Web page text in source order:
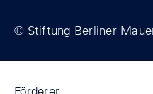
© Stiftung Berliner
Förderer